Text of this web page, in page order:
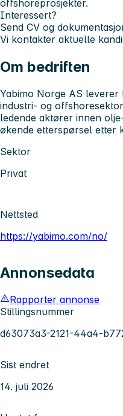
offshoreprosjekter.
Interessert?
Send CV og
Vi kontakter aktuelle
Om bedriften
Yabimo Norge AS leverer
industri- og
ledende aktører innen
økende etterspørsel etter
Sektor
Privat
Nettsted
https://yabimo.com/no/
Annonsedata
Rapporter annonse
Stillingsnummer
d63073a3-2121-44a4-
Sist endret
14. juli 2026